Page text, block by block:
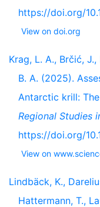
https://doi.org/
View on doi.org
Krag, L. A., Brčić,
B. A. (2025).
Antarctic krill:
Regional Studies
https://doi.org/
View on
Lindbäck, K.,
Hattermann, T.,